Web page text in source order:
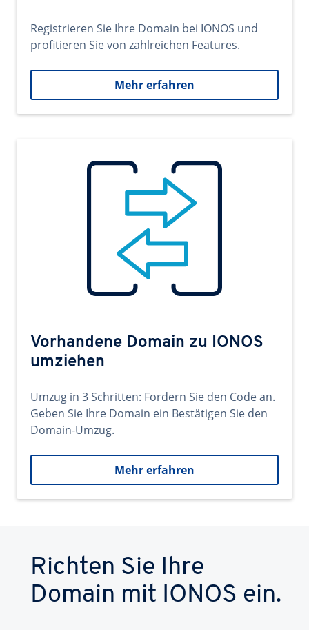
Registrieren Sie Ihre Domain bei IONOS und
profitieren Sie von zahlreichen Features.
Mehr erfahren
Vorhandene Domain zu IONOS
umziehen
Umzug in 3 Schritten: Fordern Sie den Code an.
Geben Sie Ihre Domain ein Bestätigen Sie den
Domain-Umzug.
Mehr erfahren
Richten Sie Ihre
Domain mit IONOS ein.